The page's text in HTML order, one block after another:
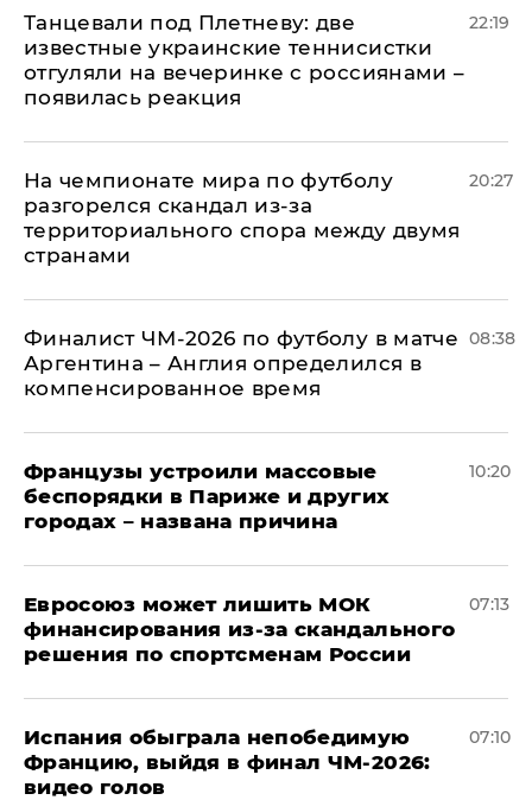
Танцевали под Плетневу: две
известные украинские теннисистки
отгуляли на вечеринке с россиянами –
появилась реакция
22:19
На чемпионате мира по футболу
разгорелся скандал из-за
территориального спора между двумя
странами
20:27
Финалист ЧМ-2026 по футболу в матче
Аргентина – Англия определился в
компенсированное время
08:38
Французы устроили массовые
беспорядки в Париже и других
городах – названа причина
10:20
Евросоюз может лишить МОК
финансирования из-за скандального
решения по спортсменам России
07:13
Испания обыграла непобедимую
Францию, выйдя в финал ЧМ-2026:
видео голов
07:10